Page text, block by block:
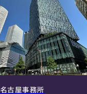
名古屋事務所